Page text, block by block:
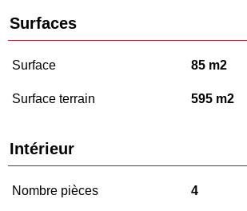
Surfaces
Surface 85 m2
Surface terrain 595 m2
Intérieur
Nombre pièces 4